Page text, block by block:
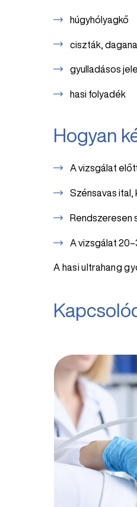
húgyhólyagkő
ciszták,
gyulladásos
hasi folyadék
Hogyan
A vizsgálat
Szénsavas ital,
Rendszeresen
A vizsgálat
A hasi ultrahang